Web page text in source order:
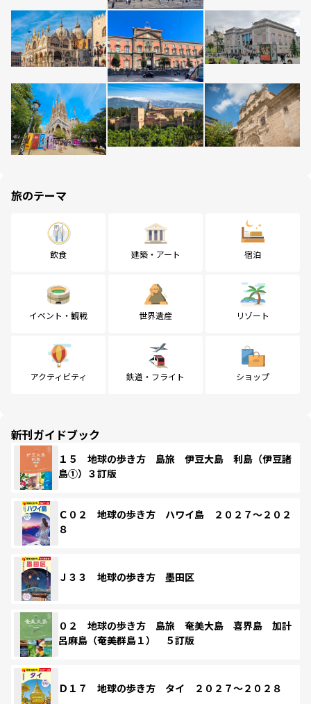
旅のテーマ
飲食 建築・アート 宿泊
イベント・観戦 世界遺産 リゾート
アクティビティ 鉄道・フライト ショップ
新刊ガイドブック
１５ 地球の歩き方 島旅 伊豆大島 利島（伊豆諸
島①）３訂版
Ｃ０２ 地球の歩き方 ハワイ島 ２０２７～２０２
８
Ｊ３３ 地球の歩き方 墨田区
０２ 地球の歩き方 島旅 奄美大島 喜界島 加計
呂麻島（奄美群島１） ５訂版
Ｄ１７ 地球の歩き方 タイ ２０２７～２０２８